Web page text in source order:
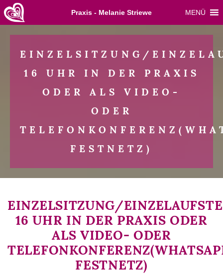
Skip
to
Praxis - Melanie Striewe MENÜ
EINZELSITZUNG/
16 UHR IN DER PRAXIS
ODER ALS VIDEO-
ODER
FESTNETZ)
EINZELSITZUNG/
16 UHR IN DER PRAXIS ODER
ALS VIDEO- ODER
FESTNETZ)